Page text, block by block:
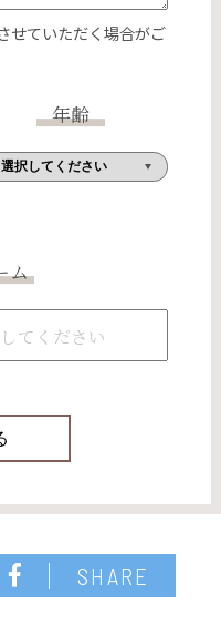
せていただく場合がご
年齢
ム
SHARE